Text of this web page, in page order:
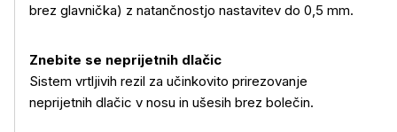
brez glavnička) z natančnostjo nastavitev do 0,5 mm.
Znebite se neprijetnih dlačic
Sistem vrtljivih rezil za učinkovito prirezovanje
neprijetnih dlačic v nosu in ušesih brez bolečin.